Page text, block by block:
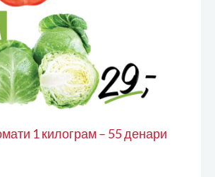
1 килограм – 55 денари